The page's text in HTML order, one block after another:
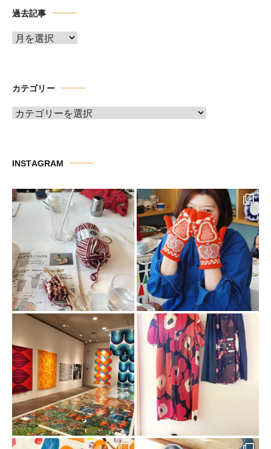
過去記事
ア
ブ
カテゴリー
カ
ー
INSTAGRAM